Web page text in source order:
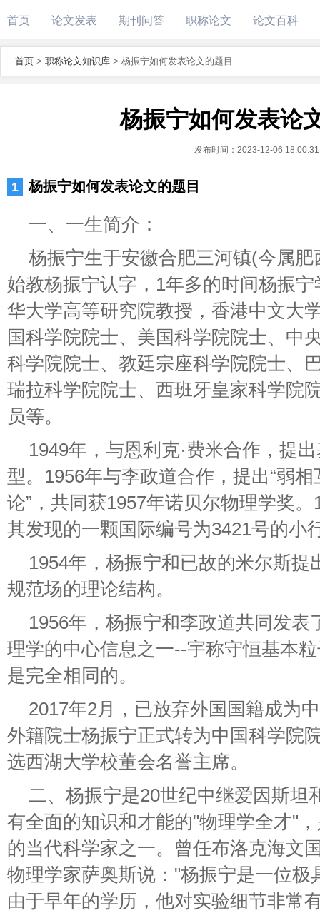
首页 论文发表 期刊问答 职称论文 论文百科
首页 > 职称论文知识库 > 杨振宁如何发表论文的题目
杨振宁如何发表论
发布时间：2023-12-06 18:00:31
杨振宁如何发表论文的题目
一、一生简介：
杨振宁生于安徽合肥三河镇(今属
始教杨振宁认字，1年多的时间杨振
华大学高等研究院教授，香港中文大
国科学院院士、美国科学院院士、中
科学院院士、教廷宗座科学院院士、
瑞拉科学院院士、西班牙皇家科学院
员等。
1949年，与恩利克·费米合作，提
型。1956年与李政道合作，提出“弱
论”，共同获1957年诺贝尔物理学奖
其发现的一颗国际编号为3421号的小
1954年，杨振宁和已故的米尔斯提
规范场的理论结构。
1956年，杨振宁和李政道共同发表
理学的中心信息之一--宇称守恒基本
是完全相同的。
2017年2月，已放弃外国国籍成为
外籍院士杨振宁正式转为中国科学院
选西湖大学校董会名誉主席。
二、杨振宁是20世纪中继爱因斯坦
有全面的知识和才能的"物理学全才"
的当代科学家之一。曾任布洛克海文
物理学家萨奥斯说："杨振宁是一位极
由于早年的学历，他对实验细节非常